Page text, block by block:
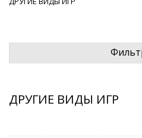
ДРУГИЕ ВИДЫ ИГР